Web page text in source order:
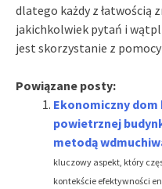
dlatego każdy z łatwością
jakichkolwiek pytań i
jest skorzystanie z
Powiązane posty:
Ekonomiczny
powietrznej
metodą
kluczowy aspekt, który
kontekście efektywności